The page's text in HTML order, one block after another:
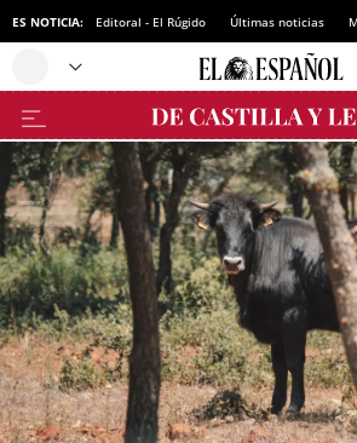
ES NOTICIA: Editoral - El Rúgido Últimas noticias